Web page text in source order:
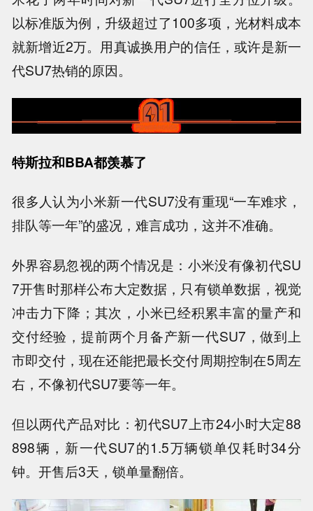
以标准版为例，升级超过了100多项，光材料成本
就新增近2万。用真诚换用户的信任，或许是新一
代SU7热销的原因。
特斯拉和BBA都羡慕了
很多人认为小米新一代SU7没有重现“一车难求，
排队等一年”的盛况，难言成功，这并不准确。
外界容易忽视的两个情况是：小米没有像初代SU
7开售时那样公布大定数据，只有锁单数据，视觉
冲击力下降；其次，小米已经积累丰富的量产和
交付经验，提前两个月备产新一代SU7，做到上
市即交付，现在还能把最长交付周期控制在5周左
右，不像初代SU7要等一年。
但以两代产品对比：初代SU7上市24小时大定88
898辆，新一代SU7的1.5万辆锁单仅耗时34分
钟。开售后3天，锁单量翻倍。